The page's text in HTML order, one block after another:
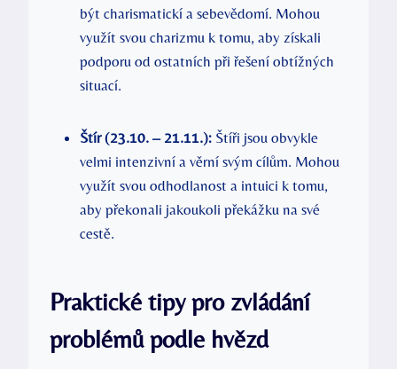
být charismatickí a sebevědomí. Mohou
využít svou charizmu k tomu, aby získali
podporu od ostatních při řešení obtížných
situací.
Štír (23.10. – 21.11.): Štíři jsou obvykle
velmi intenzivní a věrní svým cílům. Mohou
využít svou odhodlanost a intuici k tomu,
aby překonali jakoukoli překážku na své
cestě.
Praktické tipy pro zvládání
problémů podle hvězd